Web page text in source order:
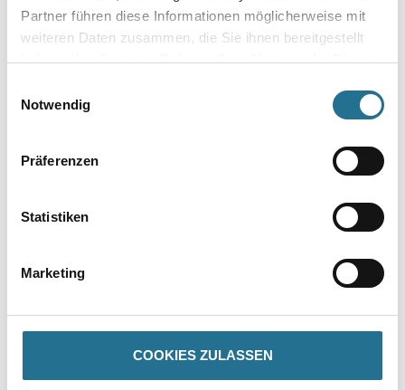
Partner führen diese Informationen möglicherweise mit
weiteren Daten zusammen, die Sie ihnen bereitgestellt
haben oder die sie im Rahmen Ihrer Nutzung der Dienste
Notwendig
Präferenzen
Statistiken
Marketing
COOKIES ZULASSEN
GEFAHRENHINWEISE
DATENBLÄTTER